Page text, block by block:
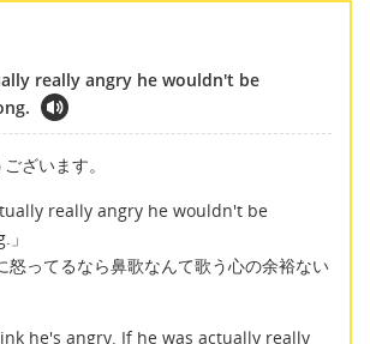
really angry he wouldn't be
ざいます。
really angry he wouldn't be
怒ってるなら鼻歌なんて歌う心の余裕ない
he's angry. If he was actually really